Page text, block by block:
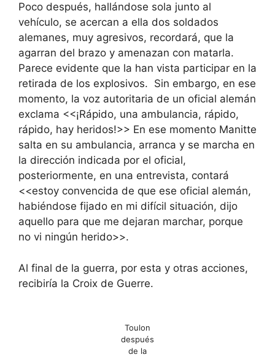
Poco después, hallándose sola junto al
vehículo, se acercan a ella dos soldados
alemanes, muy agresivos, recordará, que la
agarran del brazo y amenazan con matarla.
Parece evidente que la han vista participar en la
retirada de los explosivos. Sin embargo, en ese
momento, la voz autoritaria de un oficial alemán
exclama <<¡Rápido, una ambulancia, rápido,
rápido, hay heridos!>> En ese momento Manitte
salta en su ambulancia, arranca y se marcha en
la dirección indicada por el oficial,
posteriormente, en una entrevista, contará
<<estoy convencida de que ese oficial alemán,
habiéndose fijado en mi difícil situación, dijo
aquello para que me dejaran marchar, porque
no vi ningún herido>>.
Al final de la guerra, por esta y otras acciones,
recibiría la Croix de Guerre.
Toulon
después
de la